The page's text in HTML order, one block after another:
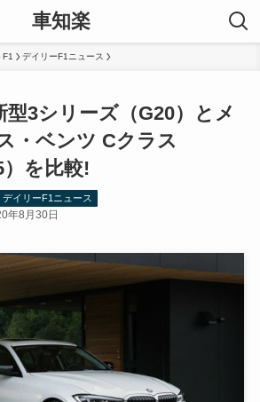
車知楽
F1 デイリーF1ニュース
型3シリーズ（G20）とメ
・ベンツ Cクラス
）を比較!
デイリーF1ニュース
年8月30日